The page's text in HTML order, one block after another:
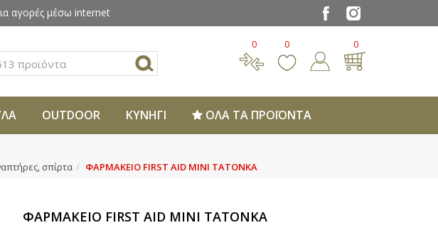
αγορές μέσω internet
0 0 0
OUTDOOR ΚΥΝΗΓΙ ΟΛΑ ΤΑ ΠΡΟΪΟΝΤΑ
σπίρτα ΦΑΡΜΑΚΕΙΟ FIRST AID MINI TATONKA
ΦΑΡΜΑΚΕΙΟ FIRST AID MINI TATONKA